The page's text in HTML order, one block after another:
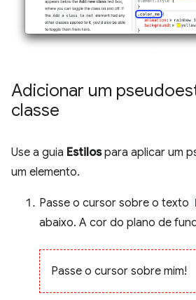
Adicionar um
classe
Use a guia Estilospara aplicar um
um elemento.
Passe o cursor sobre o texto
abaixo. A cor do plano de
Passe o cursor sobre mim!